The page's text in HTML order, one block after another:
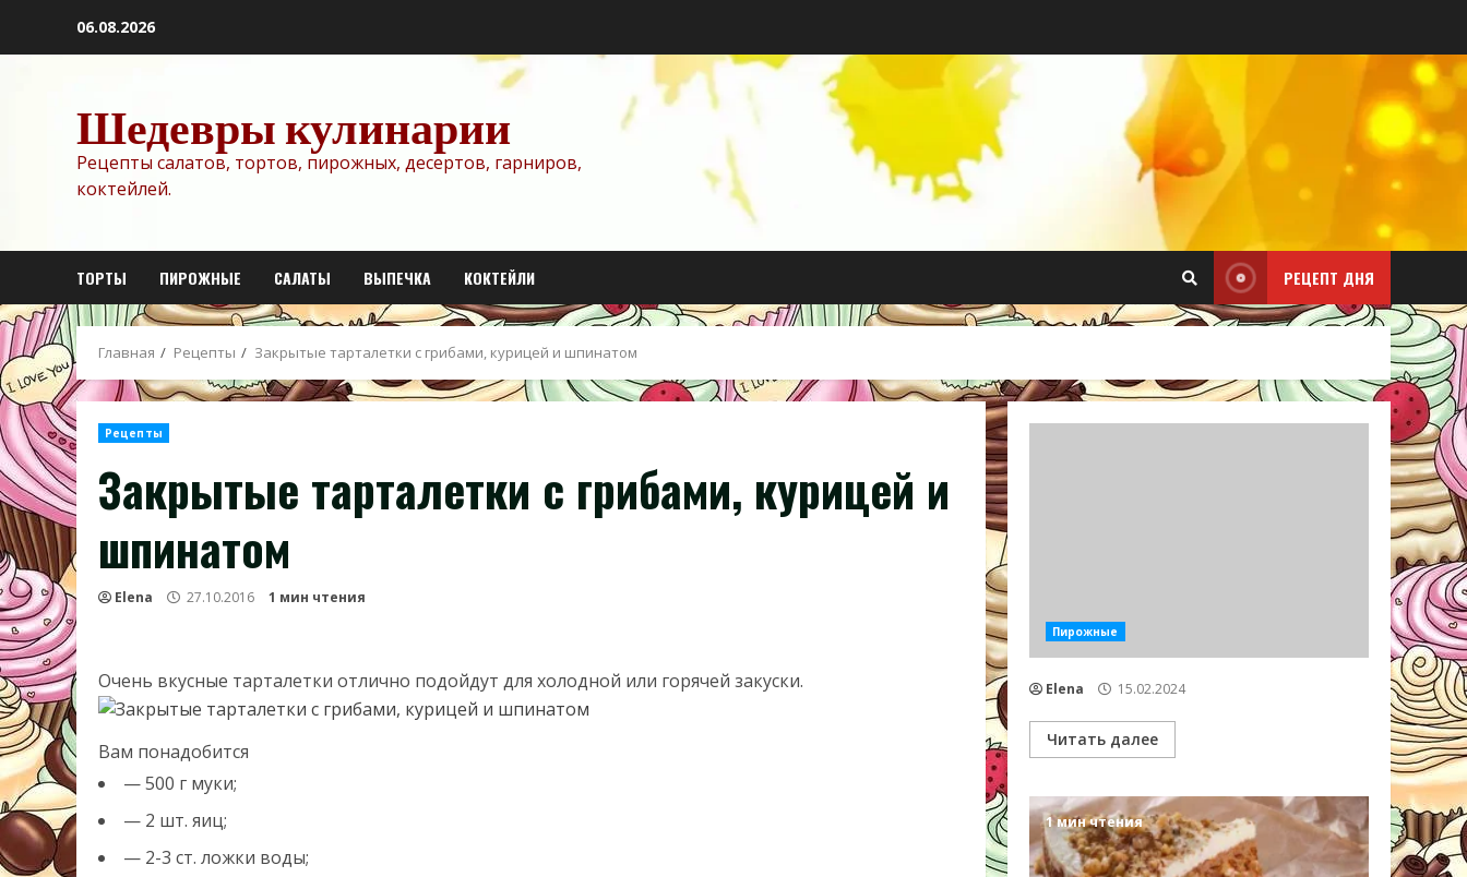
06.08.2026
Шедевры кулинарии
Рецепты салатов, тортов, пирожных, десертов, гарниров,
коктейлей.
ТОРТЫ ПИРОЖНЫЕ САЛАТЫ ВЫПЕЧКА КОКТЕЙЛИ РЕЦЕПТ ДНЯ
Главная Рецепты Закрытые тарталетки с грибами, курицей и шпинатом
Рецепты
Закрытые тарталетки с грибами, курицей и
шпинатом
Elena 27.10.2016 1 мин чтения
Очень вкусные тарталетки отлично подойдут для холодной или горячей закуски.
Вам понадобится
— 500 г муки;
— 2 шт. яиц;
— 2-3 ст. ложки воды;
Пирожные
Elena 15.02.2024
Читать далее
1 мин чтения